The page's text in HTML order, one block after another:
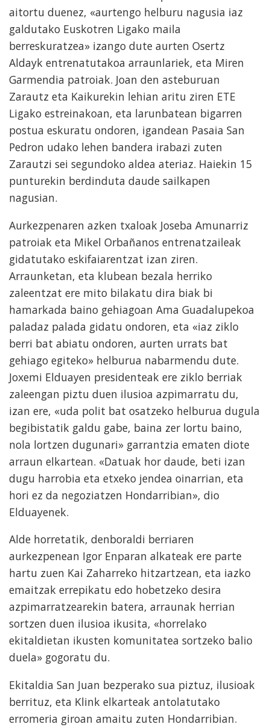
aitortu duenez, «aurtengo helburu nagusia iaz
galdutako Euskotren Ligako maila
berreskuratzea» izango dute aurten Osertz
Aldayk entrenatutakoa arraunlariek, eta Miren
Garmendia patroiak. Joan den asteburuan
Zarautz eta Kaikurekin lehian aritu ziren ETE
Ligako estreinakoan, eta larunbatean bigarren
postua eskuratu ondoren, igandean Pasaia San
Pedron udako lehen bandera irabazi zuten
Zarautzi sei segundoko aldea ateriaz. Haiekin 15
punturekin berdinduta daude sailkapen
nagusian.
Aurkezpenaren azken txaloak Joseba Amunarriz
patroiak eta Mikel Orbañanos entrenatzaileak
gidatutako eskifaiarentzat izan ziren.
Arraunketan, eta klubean bezala herriko
zaleentzat ere mito bilakatu dira biak bi
hamarkada baino gehiagoan Ama Guadalupekoa
paladaz palada gidatu ondoren, eta «iaz ziklo
berri bat abiatu ondoren, aurten urrats bat
gehiago egiteko» helburua nabarmendu dute.
Joxemi Elduayen presidenteak ere ziklo berriak
zaleengan piztu duen ilusioa azpimarratu du,
izan ere, «uda polit bat osatzeko helburua dugula
begibistatik galdu gabe, baina zer lortu baino,
nola lortzen dugunari» garrantzia ematen diote
arraun elkartean. «Datuak hor daude, beti izan
dugu harrobia eta etxeko jendea oinarrian, eta
hori ez da negoziatzen Hondarribian», dio
Elduayenek.
Alde horretatik, denboraldi berriaren
aurkezpenean Igor Enparan alkateak ere parte
hartu zuen Kai Zaharreko hitzartzean, eta iazko
emaitzak errepikatu edo hobetzeko desira
azpimarratzearekin batera, arraunak herrian
sortzen duen ilusioa ikusita, «horrelako
ekitaldietan ikusten komunitatea sortzeko balio
duela» gogoratu du.
Ekitaldia San Juan bezperako sua piztuz, ilusioak
berrituz, eta Klink elkarteak antolatutako
erromeria giroan amaitu zuten Hondarribian.